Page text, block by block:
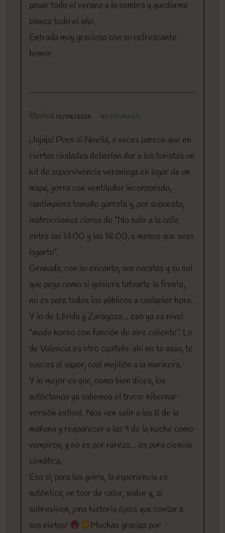
pasar todo el verano a la sombra y quedarme
blanca todo el año.
Entrada muy graciosa con su refrescante
humor.
Rovica 10/08/2025 RESPONDER
¡Jajaja! Pues sí Noelia, a veces parece que en
ciertas ciudades deberían dar a los turistas un
kit de supervivencia veraniega en lugar de un
mapa, gorra con ventilador incorporado,
cantimplora tamaño garrafa y, por supuesto,
instrucciones claras de “No salir a la calle
entre las 13:00 y las 18:00, a menos que seas
lagarto”.
Granada, con su encanto, sus cuestas y su sol
que pega como si quisiera tatuarte la frente,
no es para todos los públicos a cualquier hora.
Y lo de Lérida y Zaragoza… eso ya es nivel
“modo horno con función de aire caliente”. Lo
de Valencia es otro capítulo: ahí no te asas, te
cueces al vapor, cual mejillón a la marinera.
Y lo mejor es que, como bien dices, los
autóctonos ya sabemos el truco: hibernar
versión estival. Nos ven salir a las 8 de la
mañana y reaparecer a las 9 de la noche como
vampiros, y no es por rareza… es pura ciencia
climática.
Eso sí, para los guiris, la experiencia es
auténtica, un tour de calor, sudor y, si
sobreviven, ¡una historia épica que contar a
sus nietos!
Muchas gracias por